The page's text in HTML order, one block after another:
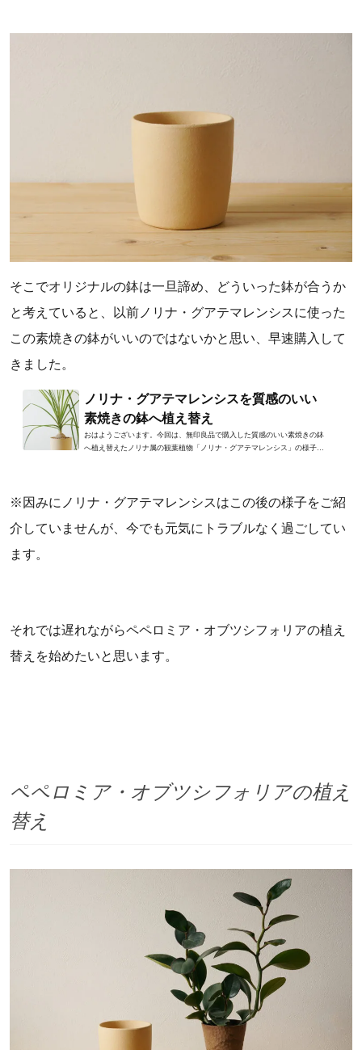
そこでオリジナルの鉢は一旦諦め、どういった鉢が合うか
と考えていると、以前ノリナ・グアテマレンシスに使った
この素焼きの鉢がいいのではないかと思い、早速購入して
きました。
ノリナ・グアテマレンシスを質感のいい
素焼きの鉢へ植え替え
おはようございます。今回は、無印良品で購入した質感のいい素焼きの鉢
へ植え替えたノリナ属の観葉植物「ノリナ・グアテマレンシス」の様子を
※因みにノリナ・グアテマレンシスはこの後の様子をご紹
介していませんが、今でも元気にトラブルなく過ごしてい
ます。
それでは遅れながらペペロミア・オブツシフォリアの植え
替えを始めたいと思います。
ペペロミア・オブツシフォリアの植え
替え